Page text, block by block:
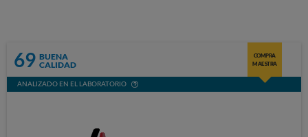
69 BUENA
CALIDAD
COMPRA
MAESTRA
ANALIZADO EN EL LABORATORIO